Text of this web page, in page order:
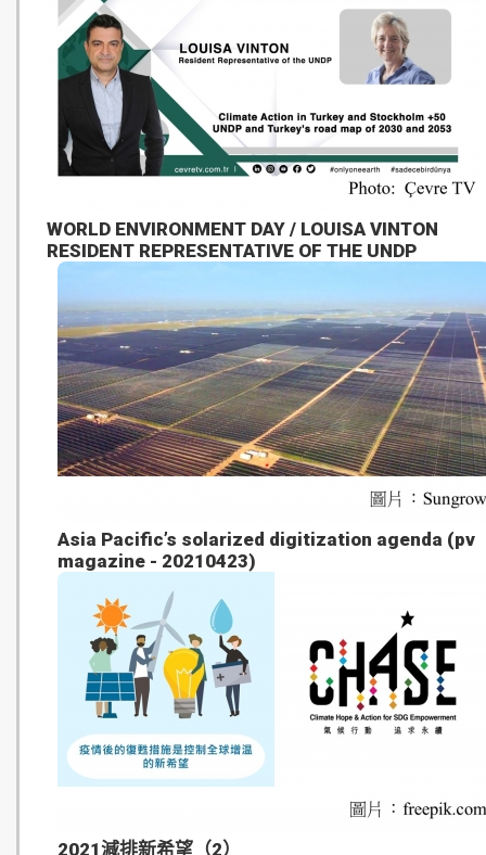
WORLD ENVIRONMENT DAY / LOUISA VINTON
RESIDENT REPRESENTATIVE OF THE UNDP
Asia Pacific’s solarized digitization agenda (pv
magazine - 20210423)
2021減排新希望（2）